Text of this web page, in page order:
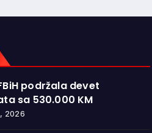
podržala devet
sa 530.000 KM
2026